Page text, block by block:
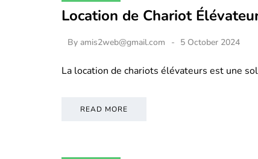
Location de Chariot
By amis2web@gmail.com 5 October 2024
La location de chariots élévateurs est une
READ MORE